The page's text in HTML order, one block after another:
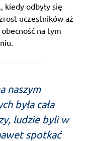
kiedy odbyły się
uczestników aż
na tym
naszym
była cała
ludzie byli w
spotkać